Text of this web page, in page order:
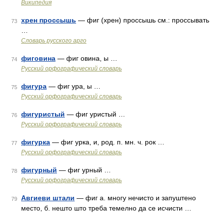
Википедия
73 хрен проссышь — фиг (хрен) проссышь см.: проссывать
Словарь русского арго
74 фиговина — фиг овина, ы …
Русский орфографический словарь
75 фигура — фиг ура, ы …
Русский орфографический словарь
76 фигуристый — фиг уристый …
Русский орфографический словарь
77 фигурка — фиг урка, и, род. п. мн. ч. рок …
Русский орфографический словарь
78 фигурный — фиг урный …
Русский орфографический словарь
79 Авгиеви штали — фиг а. многу нечисто и запуштено
место, б. нешто што треба темелно да се исчисти …